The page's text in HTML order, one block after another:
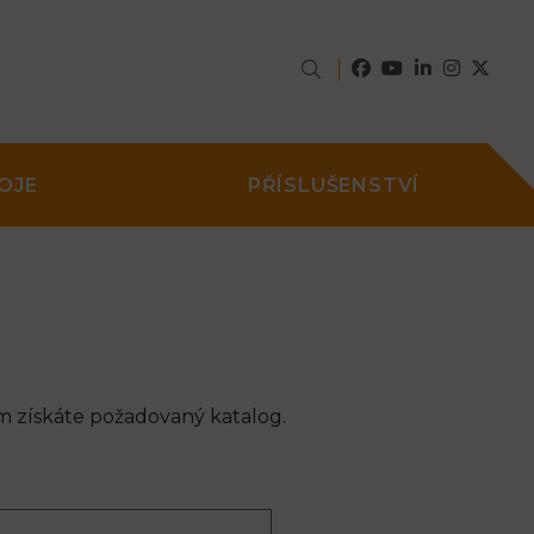
PŘÍSLUŠENSTVÍ
získáte požadovaný katalog.